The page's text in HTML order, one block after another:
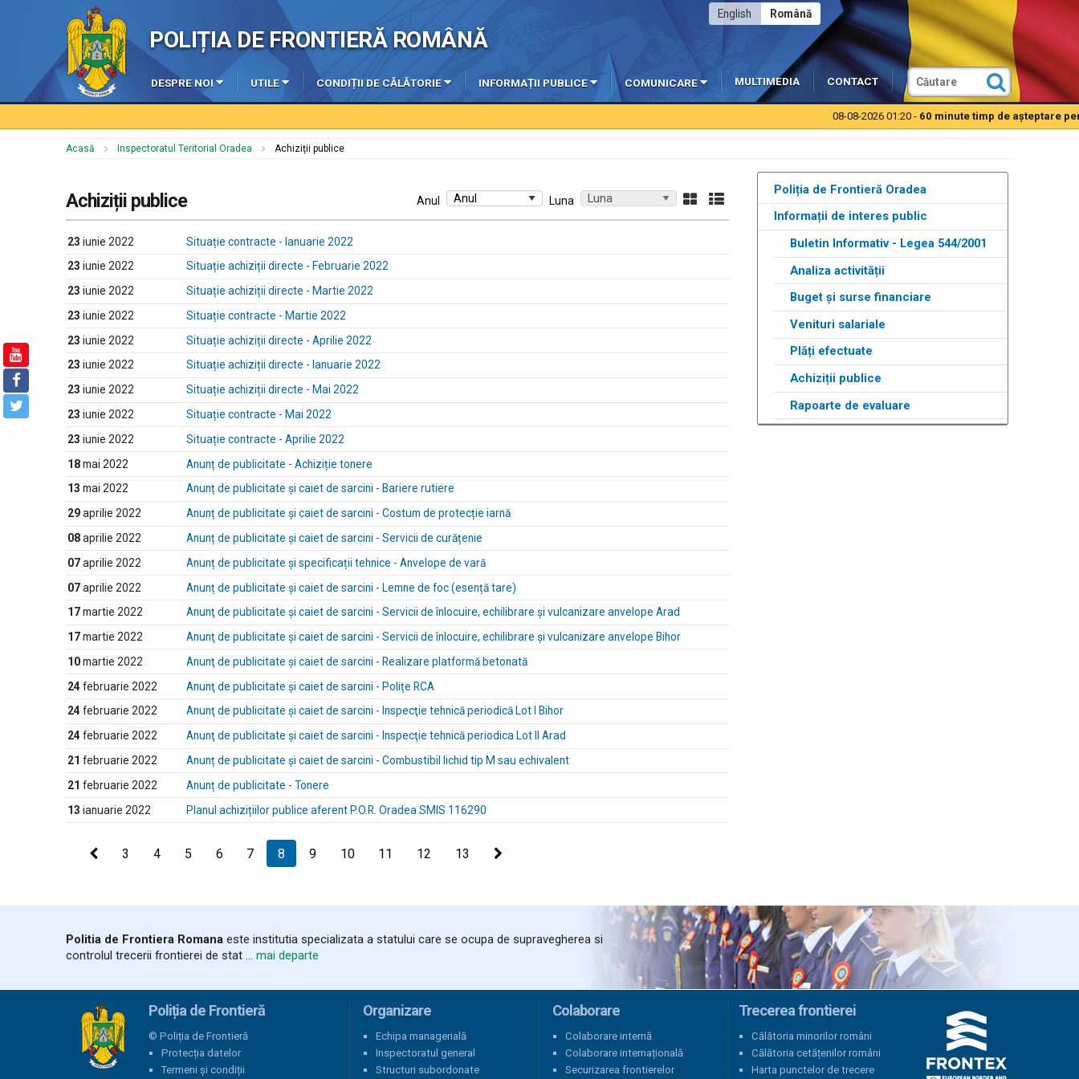
POLIȚIA DE FRONTIERĂ ROMÂNĂ
Română
English
DESPRE NOI UTILE CONDIȚII DE CĂLĂTORIE INFORMAȚII PUBLICE COMUNICARE MULTIMEDIA CONTACT
08-08-2026 01:20 -60 minute timp de aşteptare
Acasă Inspectoratul Teritorial Oradea Achiziții publice
Achiziții publice Luna
Anul
23 iunie 2022
Situație contracte - Ianuarie 2022
23 iunie 2022
Situație achiziții directe - Februarie 2022
23 iunie 2022
Situație achiziții directe - Martie 2022
23 iunie 2022
Situație contracte - Martie 2022
23 iunie 2022
Situație achiziții directe - Aprilie 2022
23 iunie 2022
Situație achiziții directe - Ianuarie 2022
23 iunie 2022
Situație achiziții directe - Mai 2022
23 iunie 2022
Situație contracte - Mai 2022
23 iunie 2022
Situație contracte - Aprilie 2022
18mai 2022
Anunț de publicitate - Achiziție tonere
13 mai 2022
Anunț de publicitate și caiet de sarcini - Bariere rutiere
29aprilie 2022
Anunț de publicitate și caiet de sarcini - Costum de protecție iarnă
08aprilie 2022
Anunț de publicitate și caiet de sarcini - Servicii de curățenie
07aprilie 2022
Anunț de publicitate și specificații tehnice - Anvelope de vară
07aprilie 2022
Anunț de publicitate și caiet de sarcini - Lemne de foc (esență tare)
17martie 2022
Anunţ de publicitate şi caiet de sarcini - Servicii de înlocuire, echilibrare și vulcanizare anvelope Arad
17martie 2022
Anunţ de publicitate şi caiet de sarcini - Servicii de înlocuire, echilibrare și vulcanizare anvelope Bihor
10martie 2022
Anunţ de publicitate şi caiet de sarcini - Realizare platformă betonată
24 februarie 2022
Anunţ de publicitate şi caiet de sarcini - Polițe RCA
24 februarie 2022
Anunţ de publicitate şi caiet de sarcini - Inspecţie tehnică periodică Lot I Bihor
24 februarie 2022
Anunţ de publicitate şi caiet de sarcini - Inspecţie tehnică periodica Lot II Arad
21 februarie 2022
Anunț de publicitate și caiet de sarcini - Combustibil lichid tip M sau echivalent
21 februarie 2022
Anunț de publicitate - Tonere
13 ianuarie 2022 Planul achizițiilor publice aferent P.O.R. Oradea SMIS 116290
Precedenta
3 4 5 6 7
Sunteți
8 9 10 11 12 13
Poliția de Frontieră Oradea
Informații de interes public
Buletin Informativ - Legea 544/2001
Analiza activității
Buget și surse financiare
Venituri salariale
Plăți efectuate
Achiziții publice
Rapoarte de evaluare
Politia de Frontiera Romana este institutia specializata a statului care se ocupa de supravegherea si
controlul trecerii frontierei de stat ... mai departe
Poliția de Frontieră
© Poliția de Frontieră
Protecția datelor
Termeni și condiții
Organizare
Echipa managerială
Inspectoratul general
Structuri subordonate
Colaborare
Colaborare internă
Colaborare internațională
Securizarea frontierelor
Trecerea frontierei
Călătoria minorilor români
Călătoria cetățenilor români
Harta punctelor de trecere